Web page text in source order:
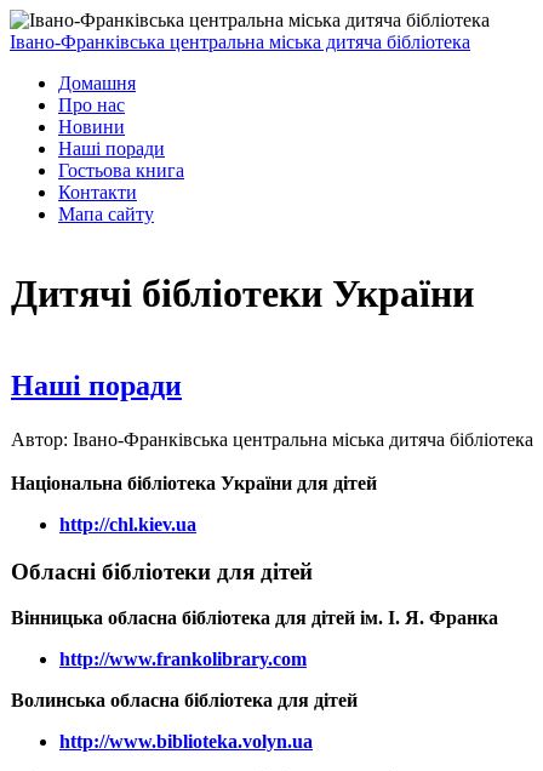
Івано-Франківська центральна міська дитяча бібліотека
Домашня
Про нас
Новини
Наші поради
Гостьова книга
Контакти
Мапа сайту
Дитячі бібліотеки України
Наші поради
Автор: Івано-Франківська центральна міська дитяча бібліотека
Національна бібліотека України для дітей
http://chl.kiev.ua
Обласні бібліотеки для дітей
Вінницька обласна бібліотека для дітей ім. І. Я. Франка
http://www.frankolibrary.com
Волинська обласна бібліотека для дітей
http://www.biblioteka.volyn.ua